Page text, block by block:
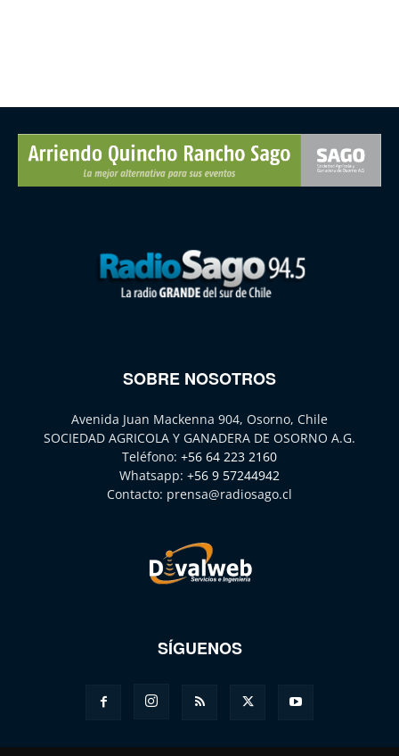
SOBRE NOSOTROS
Avenida Juan Mackenna 904, Osorno, Chile
SOCIEDAD AGRICOLA Y GANADERA DE OSORNO A.G.
Teléfono: +56 64 223 2160
Whatsapp: +56 9 57244942
Contacto: prensa@radiosago.cl
SÍGUENOS